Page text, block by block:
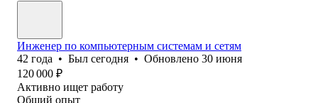
Инженер по компьютерным системам и сетям
42 года • Был сегодня • Обновлено 30 июня
120 000 ₽
Активно ищет работу
Общий опыт